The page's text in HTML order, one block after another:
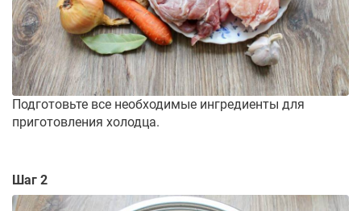
Подготовьте все необходимые ингредиенты для
приготовления холодца.
Шаг 2